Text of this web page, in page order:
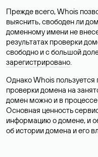
Прежде всего, Whois
выяснить, свободен ли
доменному имени не
результатах проверки
свободно и с большой
зарегистрировано.
Однако Whois пользуется
проверки домена на
домен можно и в
Основная ценность
информацию о домене, и
об истории домена и его